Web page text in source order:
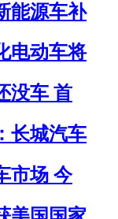
能源车补
电动车将
没车 首
长城汽车
市场 今